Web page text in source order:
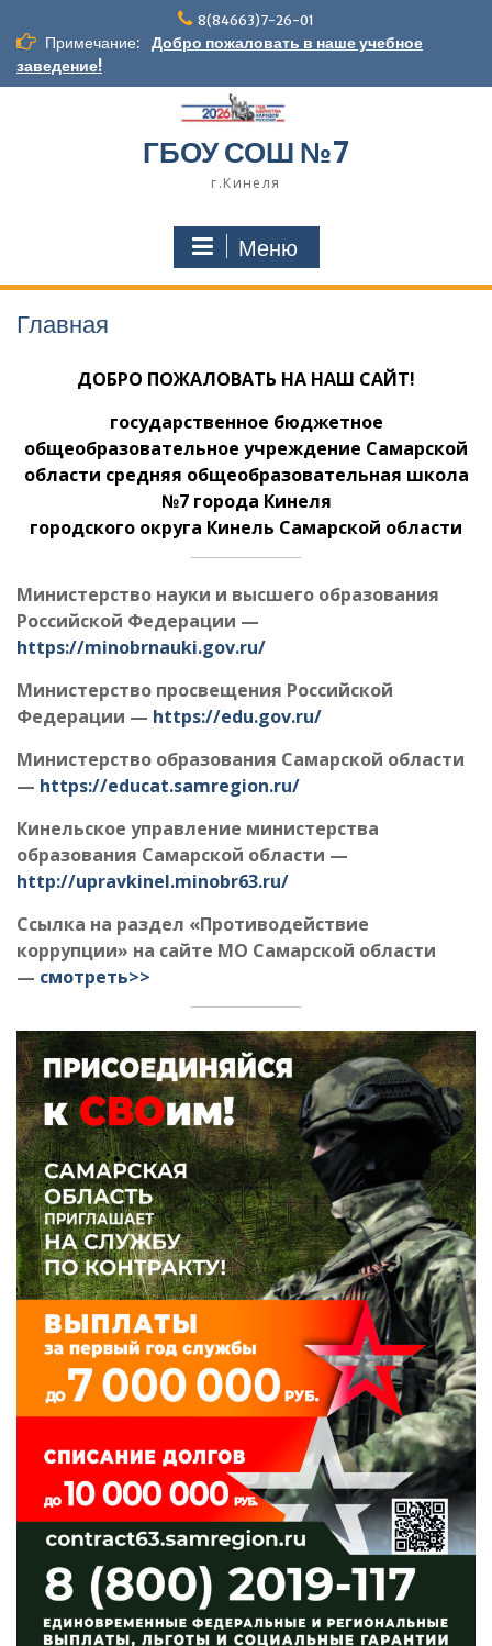
содержимому
8(84663)7-26-01
Примечание:
Добро пожаловать в наше учебное
заведение!
ГБОУ СОШ №7
г.Кинеля
Меню
Главная
ДОБРО ПОЖАЛОВАТЬ НА НАШ САЙТ!
государственное бюджетное
общеобразовательное учреждение Самарской
области средняя общеобразовательная школа
№7 города Кинеля
городского округа Кинель Самарской области
Министерство науки и высшего образования
Российской Федерации —
https://minobrnauki.gov.ru/
Министерство просвещения Российской
Федерации — https://edu.gov.ru/
Министерство образования Самарской области
— https://educat.samregion.ru/
Кинельское управление министерства
образования Самарской области —
http://upravkinel.minobr63.ru/
Ссылка на раздел «Противодействие
коррупции» на сайте МО Самарской области
— смотреть>>